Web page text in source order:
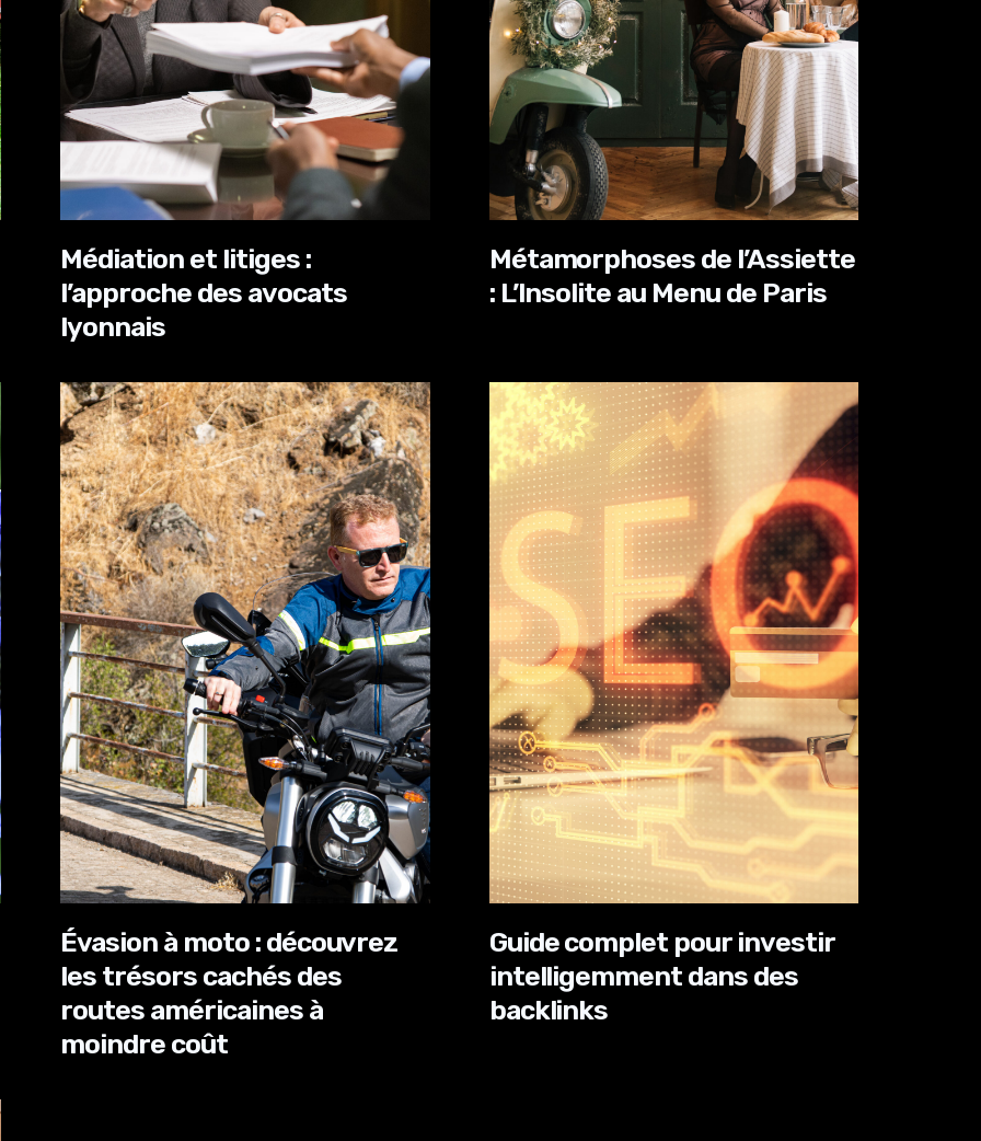
Médiation et litiges :
l’approche des avocats
lyonnais
Métamorphoses de l’Assiette
: L’Insolite au Menu de Paris
Évasion à moto : découvrez
les trésors cachés des
routes américaines à
moindre coût
Guide complet pour investir
intelligemment dans des
backlinks